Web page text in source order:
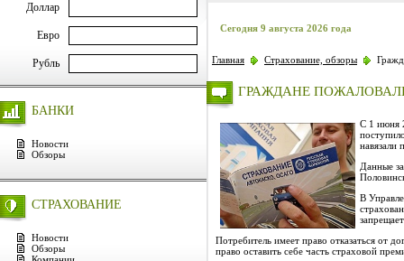
Доллар
Евро
Рубль
БАНКИ
Новости
Обзоры
СТРАХОВАНИЕ
Новости
Обзоры
Сегодня 9 августа 2026 года
Главная Страхование, обзоры
ГРАЖДАНЕ
С 1 июня
навязали
Данные
В
Потребитель имеет право отказаться от
право оставить себе часть страховой